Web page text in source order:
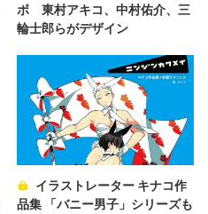
ボ 東村アキコ、中村佑介、三
輪士郎らがデザイン
イラストレーター キナコ作
品集 「バニー男子」シリーズも